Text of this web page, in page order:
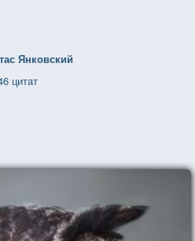
Янковский
цитат